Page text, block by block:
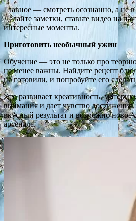
Главное — смотреть осознанно, а не
Делайте заметки, ставьте видео на
интересные моменты.
Приготовить необычный ужин
Обучение — это не только про
не менее важны. Найдите рецепт
не готовили, и попробуйте его
Это развивает креативность,
внимания и дает чувство
вкусный результат и возможно
арсенале.